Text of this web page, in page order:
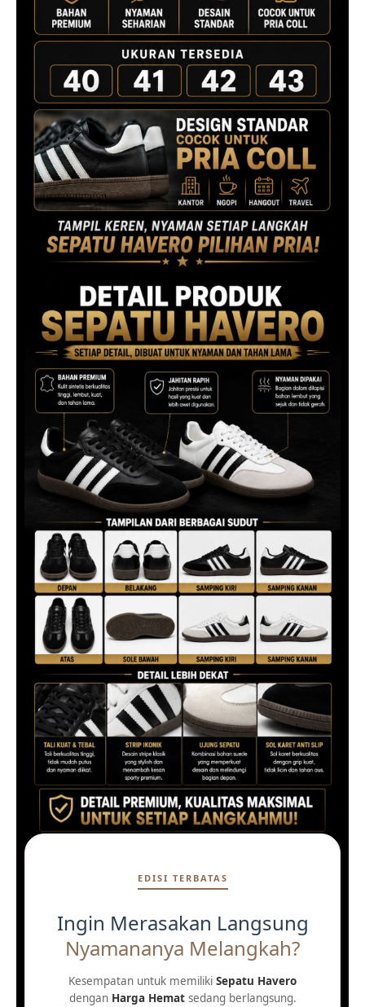
EDISI TERBATAS
Ingin Merasakan Langsung
Nyamananya Melangkah?
Kesempatan untuk memiliki Sepatu Havero
dengan Harga Hematsedang berlangsung.